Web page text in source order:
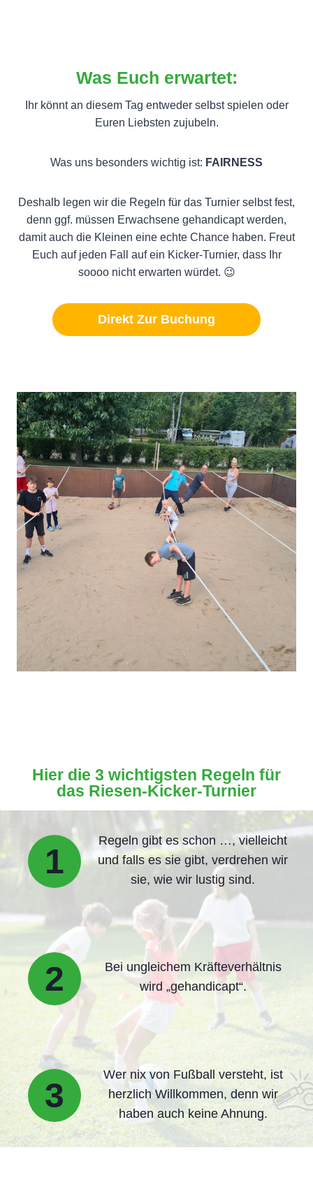
Was Euch erwartet:
Ihr könnt an diesem Tag entweder selbst spielen oder
Euren Liebsten zujubeln.
Was uns besonders wichtig ist: FAIRNESS
Deshalb legen wir die Regeln für das Turnier selbst fest,
denn ggf. müssen Erwachsene gehandicapt werden,
damit auch die Kleinen eine echte Chance haben. Freut
Euch auf jeden Fall auf ein Kicker-Turnier, dass Ihr
soooo nicht erwarten würdet. 😉
Direkt Zur Buchung
Hier die 3 wichtigsten Regeln für
das Riesen-Kicker-Turnier
1
Regeln gibt es schon …, vielleicht
und falls es sie gibt, verdrehen wir
sie, wie wir lustig sind.
2
Bei ungleichem Kräfteverhältnis
wird „gehandicapt“.
3
Wer nix von Fußball versteht, ist
herzlich Willkommen, denn wir
haben auch keine Ahnung.